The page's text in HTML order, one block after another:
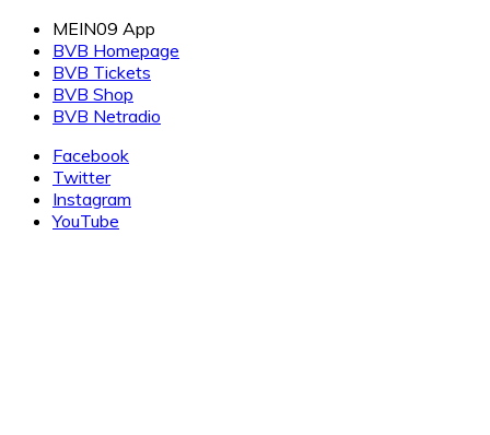
Zum
Inhalt
springen
MEIN09 App
BVB Homepage
BVB Tickets
BVB Shop
BVB Netradio
Facebook
Twitter
Instagram
YouTube